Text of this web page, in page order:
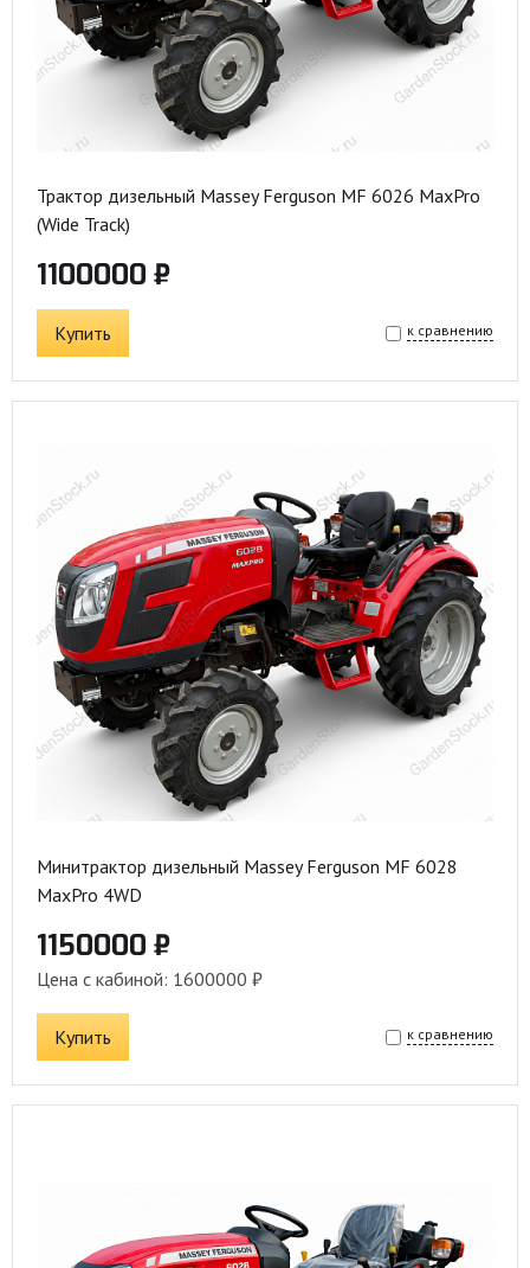
Трактор дизельный Massey Ferguson MF 6026 MaxPro
(Wide Track)
1100000 ₽
Купить к сравнению
Минитрактор дизельный Massey Ferguson MF 6028
MaxPro 4WD
1150000 ₽
Цена с кабиной: 1600000 ₽
Купить к сравнению